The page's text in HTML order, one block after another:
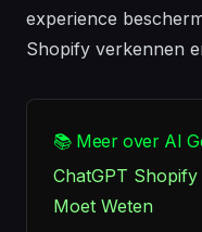
experience
Shopify verkennen
📚 Meer over AI
ChatGPT
Moet Weten